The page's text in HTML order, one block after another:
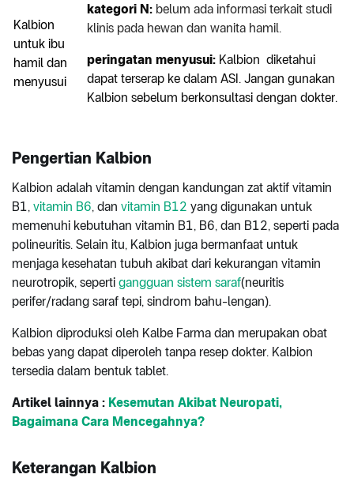
Kalbion
untuk ibu
hamil dan
menyusui
kategori N: belum ada informasi terkait studi
klinis pada hewan dan wanita hamil.
peringatan menyusui: Kalbion diketahui
dapat terserap ke dalam ASI. Jangan gunakan
Kalbion sebelum berkonsultasi dengan dokter.
Pengertian Kalbion
Kalbion adalah vitamin dengan kandungan zat aktif vitamin
B1, vitamin B6, dan vitamin B12 yang digunakan untuk
memenuhi kebutuhan vitamin B1, B6, dan B12, seperti pada
polineuritis. Selain itu, Kalbion juga bermanfaat untuk
menjaga kesehatan tubuh akibat dari kekurangan vitamin
neurotropik, seperti gangguan sistem saraf(neuritis
perifer/radang saraf tepi, sindrom bahu-lengan).
Kalbion diproduksi oleh Kalbe Farma dan merupakan obat
bebas yang dapat diperoleh tanpa resep dokter. Kalbion
tersedia dalam bentuk tablet.
Artikel lainnya : Kesemutan Akibat Neuropati,
Bagaimana Cara Mencegahnya?
Keterangan Kalbion